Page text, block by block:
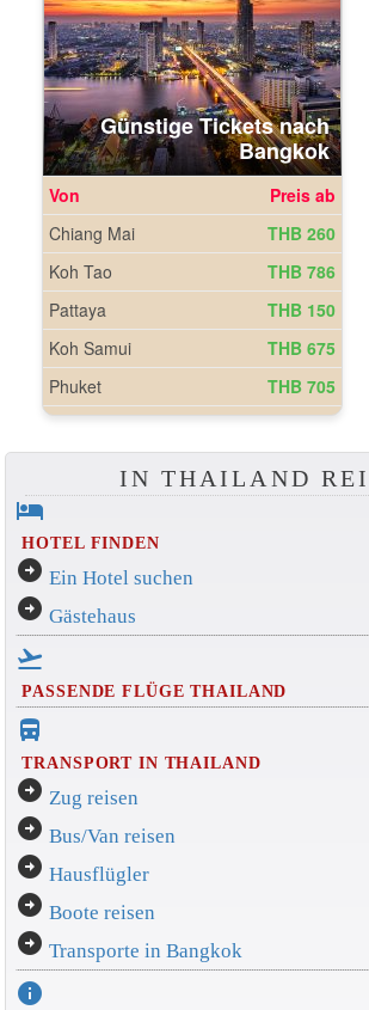
IN THAILAND
hotel
HOTEL FINDEN
arrow_circle_right Ein Hotel suchen
arrow_circle_right Gästehaus
flight_takeoff
PASSENDE FLÜGE THAILAND
directions_bus_filled
TRANSPORT IN THAILAND
arrow_circle_right Zug reisen
arrow_circle_right Bus/Van reisen
arrow_circle_right Hausflügler
arrow_circle_right Boote reisen
arrow_circle_right Transporte in Bangkok
info